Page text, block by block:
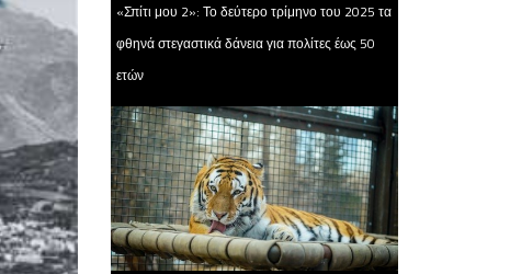
«Σπίτι μου 2»: Το δεύτερο τρίμηνο του 2025 τα
φθηνά στεγαστικά δάνεια για πολίτες έως 50
ετών